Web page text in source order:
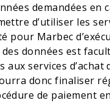
demandées en
d’utiliser les
pour Marbec
données est
aux services
donc finaliser
de paiement